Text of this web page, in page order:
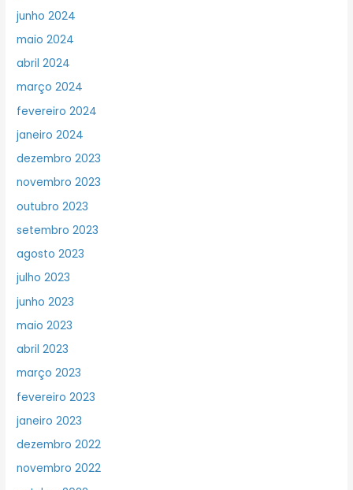
junho 2024
maio 2024
abril 2024
março 2024
fevereiro 2024
janeiro 2024
dezembro 2023
novembro 2023
outubro 2023
setembro 2023
agosto 2023
julho 2023
junho 2023
maio 2023
abril 2023
março 2023
fevereiro 2023
janeiro 2023
dezembro 2022
novembro 2022